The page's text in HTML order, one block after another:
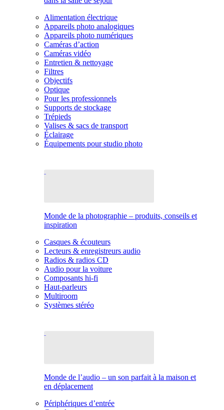
Alimentation électrique
Appareils photo analogiques
Appareils photo numériques
Caméras d’action
Caméras vidéo
Entretien & nettoyage
Filtres
Objectifs
Optique
Pour les professionnels
Supports de stockage
Trépieds
Valises & sacs de transport
Éclairage
Équipements pour studio photo
Monde de la photographie – produits, conseils et
inspiration
Casques & écouteurs
Lecteurs & enregistreurs audio
Radios & radios CD
Audio pour la voiture
Composants hi-fi
Haut-parleurs
Multiroom
Systèmes stéréo
Monde de l’audio – un son parfait à la maison et
en déplacement
Périphériques d’entrée